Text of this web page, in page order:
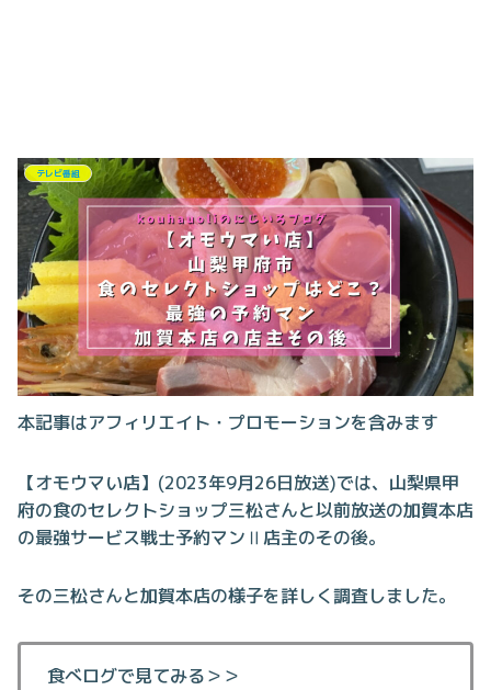
テレビ番組
本記事はアフィリエイト・プロモーションを含みます
【オモウマい店】(2023年9月26日放送)では、山梨県甲
府の食のセレクトショップ三松さんと以前放送の加賀本店
の最強サービス戦士予約マンⅡ店主のその後。
その三松さんと加賀本店の様子を詳しく調査しました。
食べログで見てみる＞＞